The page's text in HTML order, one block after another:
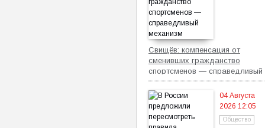
Свищёв: компенсация от
сменивших гражданство
спортсменов — справедливый
механизм
04 Августа
2026 12:05
Общество